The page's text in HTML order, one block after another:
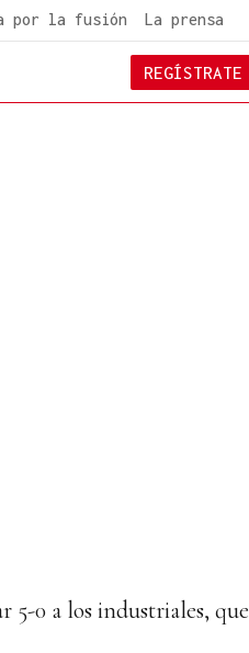
por la fusión La prensa
REGÍSTRATE
5-0 a los industriales, que